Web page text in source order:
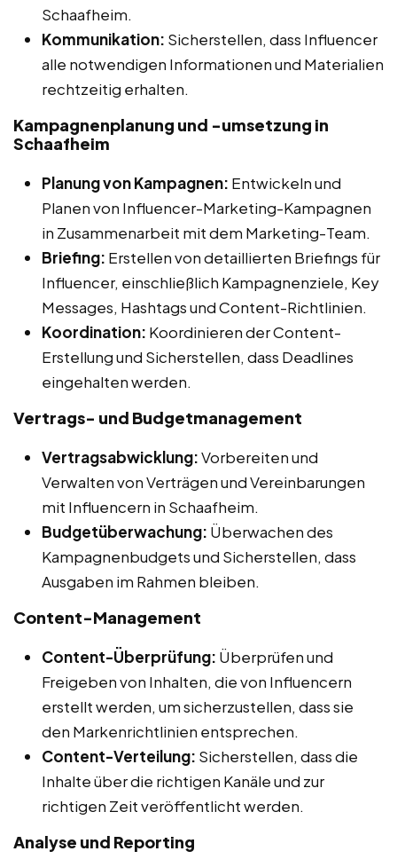
Schaafheim.
Kommunikation: Sicherstellen, dass Influencer
alle notwendigen Informationen und Materialien
rechtzeitig erhalten.
Kampagnenplanung und -umsetzung in
Schaafheim
Planung von Kampagnen: Entwickeln und
Planen von Influencer-Marketing-Kampagnen
in Zusammenarbeit mit dem Marketing-Team.
Briefing: Erstellen von detaillierten Briefings für
Influencer, einschließlich Kampagnenziele, Key
Messages, Hashtags und Content-Richtlinien.
Koordination: Koordinieren der Content-
Erstellung und Sicherstellen, dass Deadlines
eingehalten werden.
Vertrags- und Budgetmanagement
Vertragsabwicklung:Vorbereiten und
Verwalten von Verträgen und Vereinbarungen
mit Influencern in Schaafheim.
Budgetüberwachung: Überwachen des
Kampagnenbudgets und Sicherstellen, dass
Ausgaben im Rahmen bleiben.
Content-Management
Content-Überprüfung: Überprüfen und
Freigeben von Inhalten, die von Influencern
erstellt werden, um sicherzustellen, dass sie
den Markenrichtlinien entsprechen.
Content-Verteilung: Sicherstellen, dass die
Inhalte über die richtigen Kanäle und zur
richtigen Zeit veröffentlicht werden.
Analyse und Reporting